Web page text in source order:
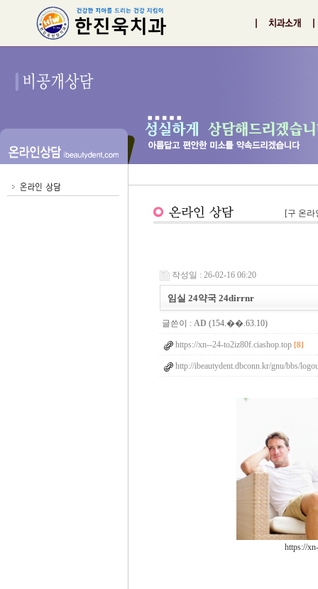
[구 온라
작성일 : 26-02-16 06:20
임실 24약국 24dirrnr
글쓴이 : AD (154.��.63.10)
https://xn--24-to2iz80f.ciashop.top [8]
http://ibeautydent.dbconn.kr/gnu/bbs/
https://